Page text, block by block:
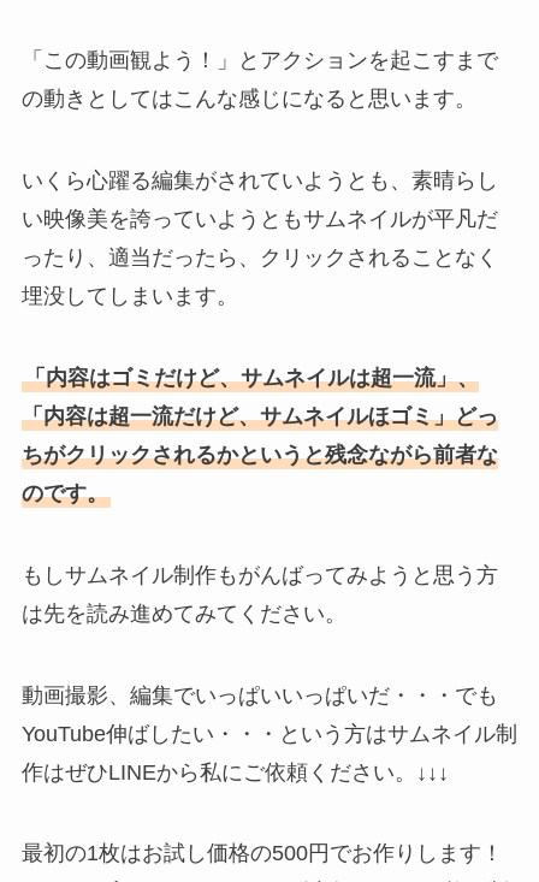
「この動画観よう！」とアクションを起こすまで
の動きとしてはこんな感じになると思います。
いくら心躍る編集がされていようとも、素晴らし
い映像美を誇っていようともサムネイルが平凡だ
ったり、適当だったら、クリックされることなく
埋没してしまいます。
「内容はゴミだけど、サムネイルは超一流」、
「内容は超一流だけど、サムネイルほゴミ」どっ
ちがクリックされるかというと残念ながら前者な
のです。
もしサムネイル制作もがんばってみようと思う方
は先を読み進めてみてください。
動画撮影、編集でいっぱいいっぱいだ・・・でも
YouTube伸ばしたい・・・という方はサムネイル制
作はぜひLINEから私にご依頼ください。↓↓↓
最初の1枚はお試し価格の500円でお作りします！